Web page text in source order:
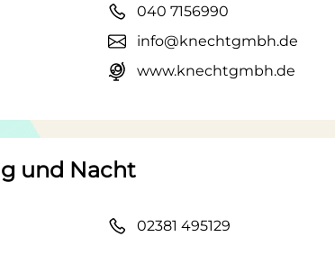
040 7156990
info@knechtgmbh.de
www.knechtgmbh.de
und Nacht
02381 495129